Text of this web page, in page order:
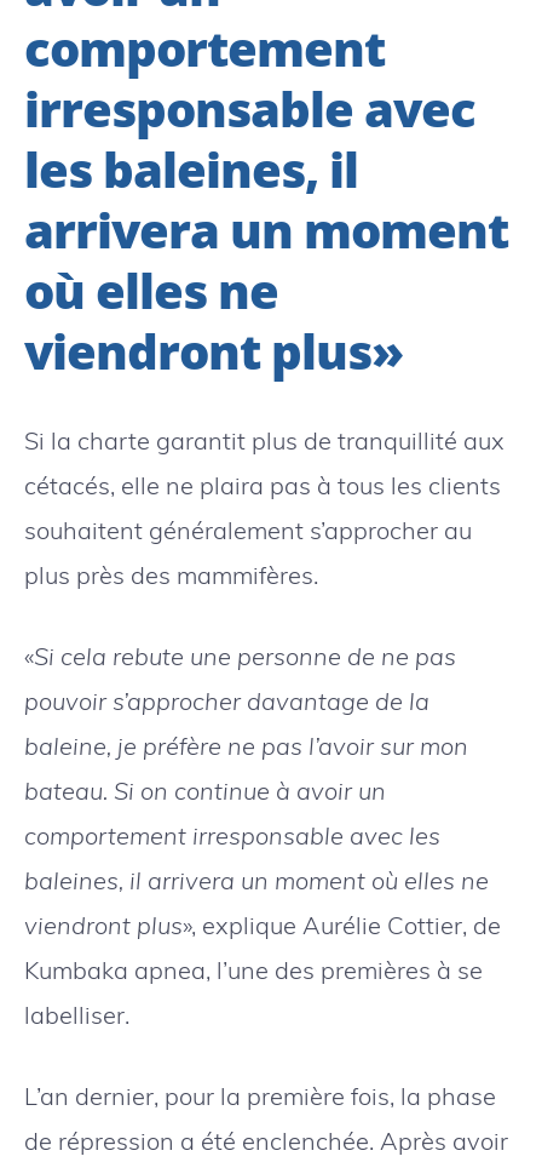
comportement
irresponsable avec
les baleines, il
arrivera un moment
où elles ne
viendront plus»
Si la charte garantit plus de tranquillité aux
cétacés, elle ne plaira pas à tous les clients
souhaitent généralement s’approcher au
plus près des mammifères.
«Si cela rebute une personne de ne pas
pouvoir s’approcher davantage de la
baleine, je préfère ne pas l’avoir sur mon
bateau. Si on continue à avoir un
comportement irresponsable avec les
baleines, il arrivera un moment où elles ne
viendront plus», explique Aurélie Cottier, de
Kumbaka apnea, l’une des premières à se
labelliser.
L’an dernier, pour la première fois, la phase
de répression a été enclenchée. Après avoir